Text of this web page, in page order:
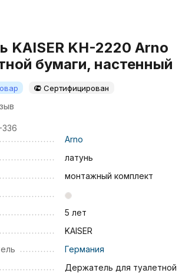
KAISER KH-2220 Arno
бумаги, настенный
Сертифицирован
Arno
латунь
монтажный комплект
5 лет
KAISER
Германия
Держатель для туалетной